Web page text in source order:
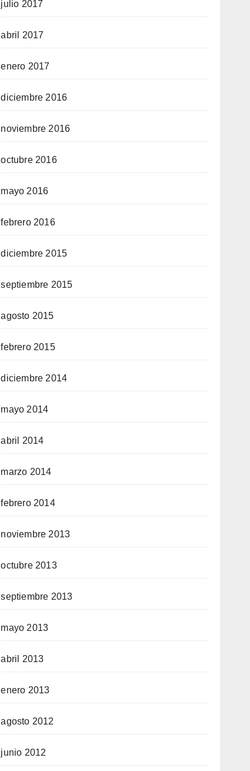
julio 2017
abril 2017
enero 2017
diciembre 2016
noviembre 2016
octubre 2016
mayo 2016
febrero 2016
diciembre 2015
septiembre 2015
agosto 2015
febrero 2015
diciembre 2014
mayo 2014
abril 2014
marzo 2014
febrero 2014
noviembre 2013
octubre 2013
septiembre 2013
mayo 2013
abril 2013
enero 2013
agosto 2012
junio 2012